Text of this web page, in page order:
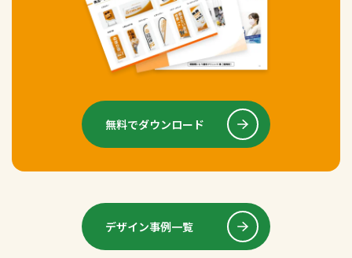
無料でダウンロード
デザイン事例一覧